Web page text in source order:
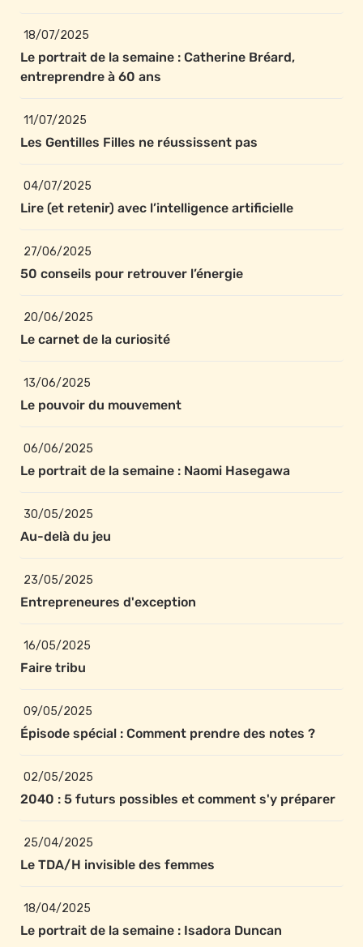
Le portrait de la semaine : Catherine Bréard,
entreprendre à 60 ans
18/07/2025
Les Gentilles Filles ne réussissent pas
11/07/2025
Lire (et retenir) avec l’intelligence artificielle
04/07/2025
50 conseils pour retrouver l’énergie
27/06/2025
Le carnet de la curiosité
20/06/2025
Le pouvoir du mouvement
13/06/2025
Le portrait de la semaine : Naomi Hasegawa
06/06/2025
Au-delà du jeu
30/05/2025
Entrepreneures d'exception
23/05/2025
Faire tribu
16/05/2025
Épisode spécial : Comment prendre des notes ?
09/05/2025
2040 : 5 futurs possibles et comment s'y préparer
02/05/2025
Le TDA/H invisible des femmes
25/04/2025
Le portrait de la semaine : Isadora Duncan
18/04/2025